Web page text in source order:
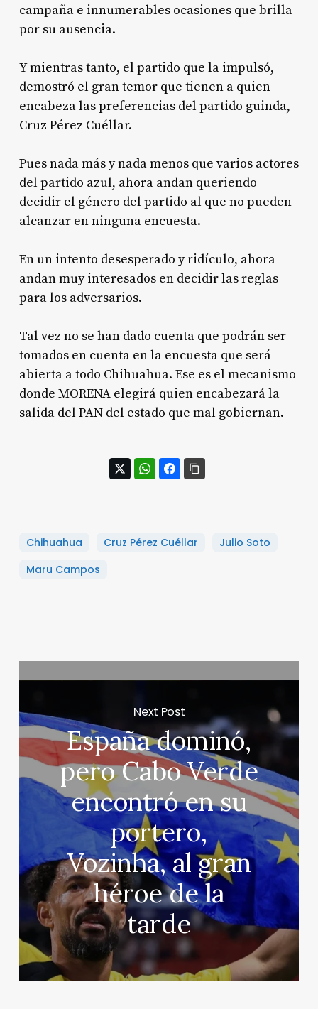
campaña e innumerables ocasiones que brilla
por su ausencia.
Y mientras tanto, el partido que la impulsó,
demostró el gran temor que tienen a quien
encabeza las preferencias del partido guinda,
Cruz Pérez Cuéllar.
Pues nada más y nada menos que varios actores
del partido azul, ahora andan queriendo
decidir el género del partido al que no pueden
alcanzar en ninguna encuesta.
En un intento desesperado y ridículo, ahora
andan muy interesados en decidir las reglas
para los adversarios.
Tal vez no se han dado cuenta que podrán ser
tomados en cuenta en la encuesta que será
abierta a todo Chihuahua. Ese es el mecanismo
donde MORENA elegirá quien encabezará la
salida del PAN del estado que mal gobiernan.
Chihuahua Cruz Pérez Cuéllar
Julio Soto
Maru Campos
Next Post
España dominó,
pero Cabo Verde
encontró en su
portero,
Vozinha, al gran
héroe de la
tarde